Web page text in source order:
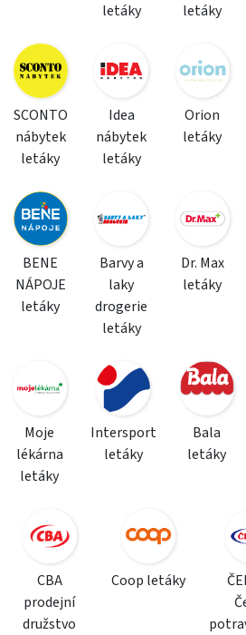
letáky
letáky
SCONTO
nábytek
letáky
Idea
nábytek
letáky
Orion
letáky
BENE
NÁPOJE
letáky
Barvy a
laky
drogerie
letáky
Dr. Max
letáky
Moje
lékárna
letáky
Intersport
letáky
Bala
letáky
CBA
prodejní
družstvo
Coop letáky